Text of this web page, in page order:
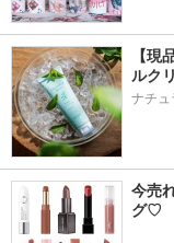
【現
ルク
ナチュ
今売
グ♡